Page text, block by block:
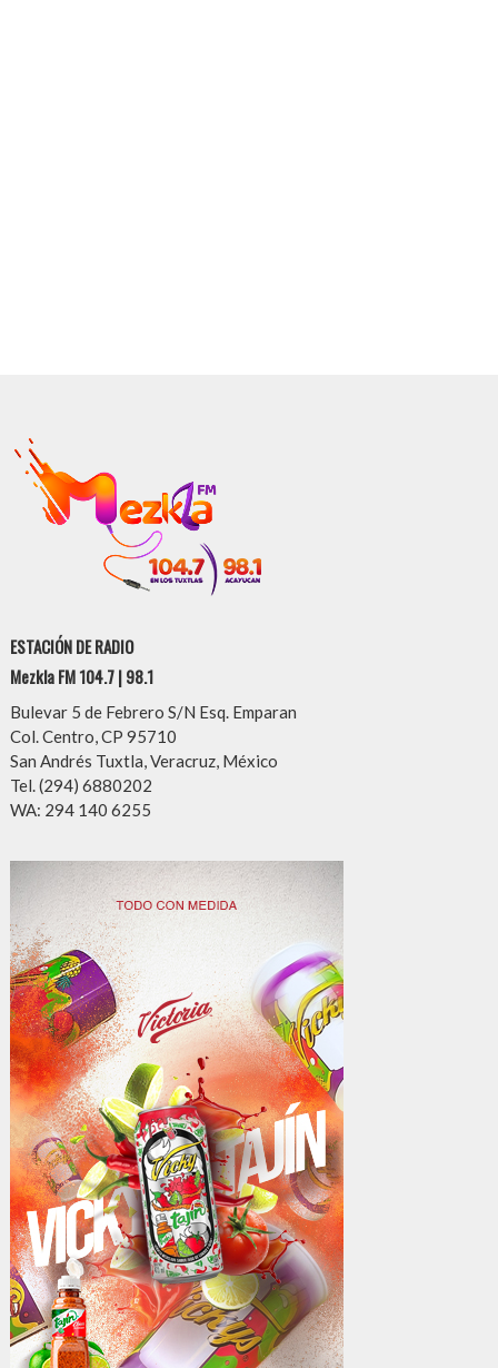
ESTACIÓN DE RADIO
Mezkla FM 104.7 | 98.1
Bulevar 5 de Febrero S/N Esq. Emparan
Col. Centro, CP 95710
San Andrés Tuxtla, Veracruz, México
Tel. (294) 6880202
WA: 294 140 6255